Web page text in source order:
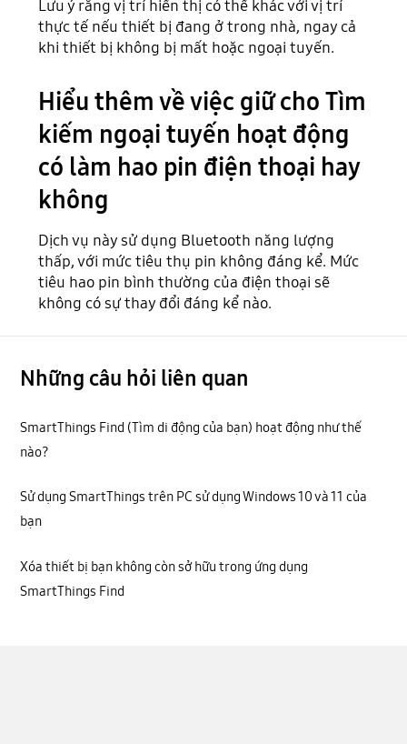
Lưu ý rằng vị trí hiển thị có thể khác với vị trí
thực tế nếu thiết bị đang ở trong nhà, ngay cả
khi thiết bị không bị mất hoặc ngoại tuyến.
Hiểu thêm về việc giữ cho Tìm
kiếm ngoại tuyến hoạt động
có làm hao pin điện thoại hay
không
Dịch vụ này sử dụng Bluetooth năng lượng
thấp, với mức tiêu thụ pin không đáng kể. Mức
tiêu hao pin bình thường của điện thoại sẽ
không có sự thay đổi đáng kể nào.
Những câu hỏi liên quan
SmartThings Find (Tìm di động của bạn) hoạt động như thế
nào?
Sử dụng SmartThings trên PC sử dụng Windows 10 và 11 của
bạn
Xóa thiết bị bạn không còn sở hữu trong ứng dụng
SmartThings Find